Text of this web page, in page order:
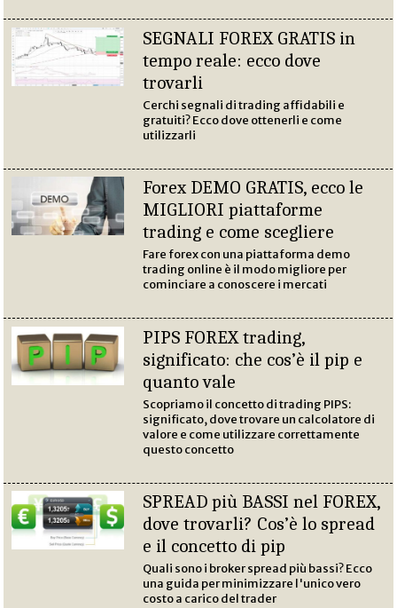
SEGNALI FOREX GRATIS in
tempo reale: ecco dove
trovarli
Cerchi segnali di trading affidabili e
gratuiti? Ecco dove ottenerli e come
utilizzarli
Forex DEMO GRATIS, ecco le
MIGLIORI piattaforme
trading e come scegliere
Fare forex con una piattaforma demo
trading online è il modo migliore per
cominciare a conoscere i mercati
PIPS FOREX trading,
significato: che cos’è il pip e
quanto vale
Scopriamo il concetto di trading PIPS:
significato, dove trovare un calcolatore di
valore e come utilizzare correttamente
questo concetto
SPREAD più BASSI nel FOREX,
dove trovarli? Cos’è lo spread
e il concetto di pip
Quali sono i broker spread più bassi? Ecco
una guida per minimizzare l'unico vero
costo a carico del trader